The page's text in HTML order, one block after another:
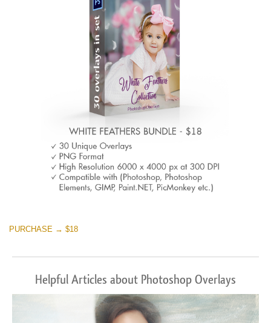
PURCHASE → $18
Helpful Articles about Photoshop Overlays